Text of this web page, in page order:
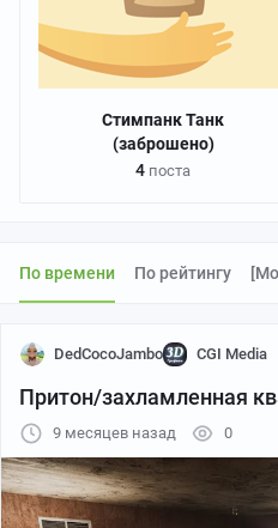
Стимпанк Танк
(заброшено)
4 поста
По времени По рейтингу
DedCocoJambo CGI Media
Притон/захламленная
9 месяцев назад 0